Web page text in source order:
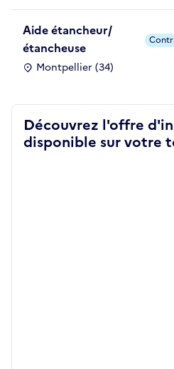
Aide étancheur/
étancheuse
Montpellier (34)
Découvrez l'offre
disponible sur votre